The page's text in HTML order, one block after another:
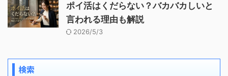
ポイ活はくだらない？バカバカしいと
言われる理由も解説
2026/5/3
検索